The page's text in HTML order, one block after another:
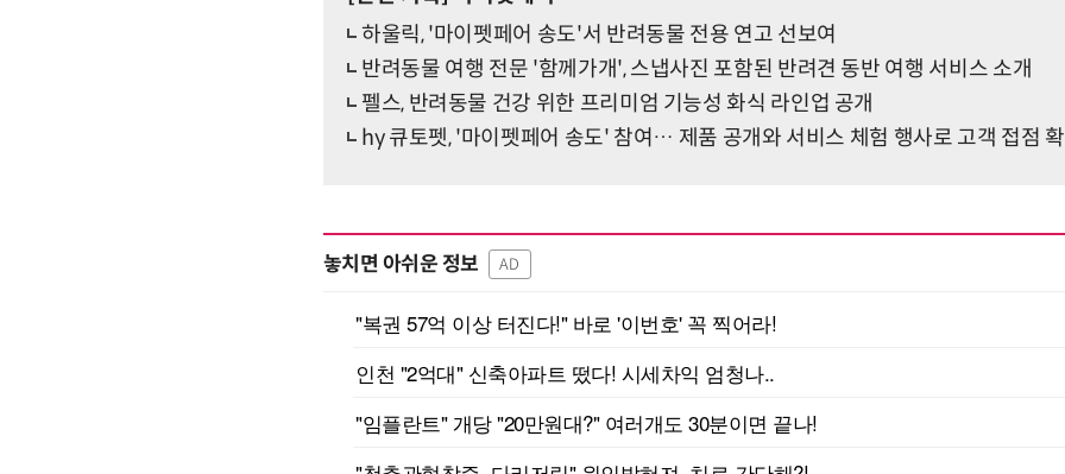
하울릭, '마이펫페어 송도'서 반려동물 전용 연고 선보여
반려동물 여행 전문 '함께가개', 스냅사진 포함된 반려견 동반 여행 서비스 소개
펠스, 반려동물 건강 위한 프리미엄 기능성 화식 라인업 공개
hy 큐토펫, '마이펫페어 송도' 참여… 제품 공개와 서비스 체험 행사로 고객 접점
놓치면 아쉬운 정보 AD